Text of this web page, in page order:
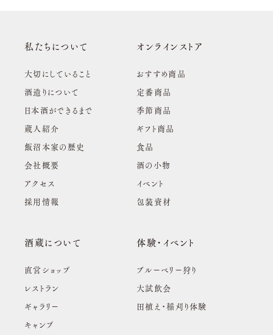
私たちについて
大切にしていること
酒造りについて
日本酒ができるまで
蔵人紹介
飯沼本家の歴史
会社概要
アクセス
採用情報
オンラインストア
おすすめ商品
定番商品
季節商品
ギフト商品
食品
酒の小物
イベント
包装資材
酒蔵について
直営ショップ
レストラン
ギャラリー
キャンプ
体験・イベント
ブルーベリー狩り
大試飲会
田植え・稲刈り体験